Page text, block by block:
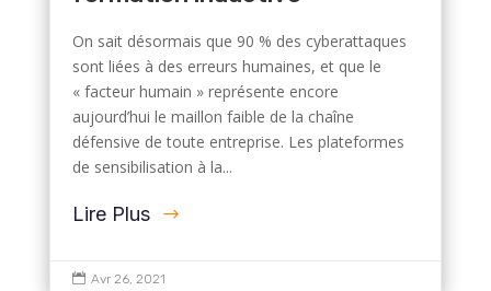
On sait désormais que 90 % des cyberattaques
sont liées à des erreurs humaines, et que le
« facteur humain » représente encore
aujourd’hui le maillon faible de la chaîne
défensive de toute entreprise. Les plateformes
de sensibilisation à la...
Lire Plus
 Avr 26, 2021